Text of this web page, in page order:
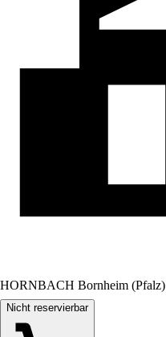
HORNBACH Bornheim (Pfalz)
Nicht reservierbar